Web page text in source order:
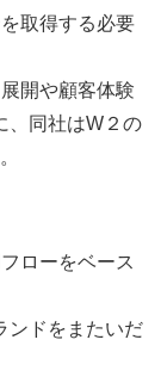
取得する必要
開や顧客体験
、同社はW２の
ローをベース
ンドをまたいだ